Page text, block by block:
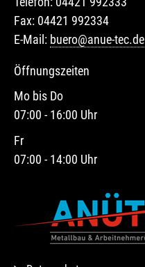
Fax: 04421 992334
E-Mail: buero@anue-tec.de
Öffnungszeiten
Mo bis Do
07:00 - 16:00 Uhr
Fr
07:00 - 14:00 Uhr